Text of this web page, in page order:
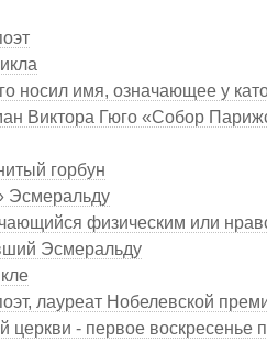
носил имя, означающее у
Виктора Гюго «Собор
горбун
Эсмеральду
физическим или
Эсмеральду
лауреат Нобелевской
церкви - первое воскресенье